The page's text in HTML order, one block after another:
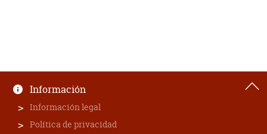
Información
Información legal
Política de privacidad